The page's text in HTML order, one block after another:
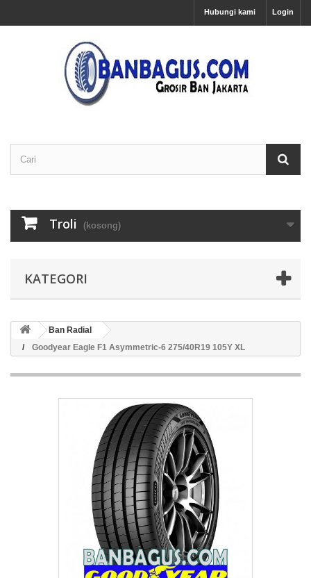
Login
Hubungi kami
Troli (kosong)
KATEGORI
Ban Radial
Goodyear Eagle F1 Asymmetric-6 275/40R19 105Y XL